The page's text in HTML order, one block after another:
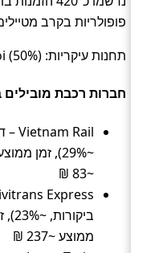
פופולריות בקרב
תחנות עיקריות: Hanoi (50%), Dong Hoi (50%).
חברות רכבת
~83 ₪
ממוצע ~237 ₪